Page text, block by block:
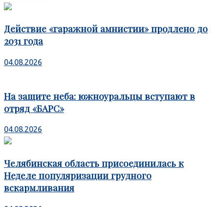
Действие «гаражной амнистии» продлено до
2031 года
04.08.2026
На защите неба: южноуральцы вступают в
отряд «БАРС»
04.08.2026
Челябинская область присоединилась к
Неделе популяризации грудного
вскармливания